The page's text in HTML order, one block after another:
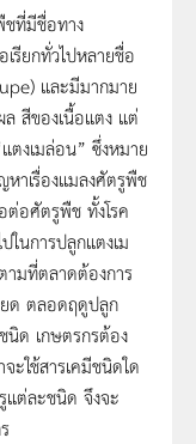
มีชื่อทาง
รียกทั่วไปหลายชื่อ
และมีมากมาย
สีของเนื้อแตง แต่
ตงเมล่อน” ซึ่งหมาย
าเรื่องแมลงศัตรูพืช
อศัตรูพืช ทั้งโรค
นการปลูกแตงเม
มที่ตลาดต้องการ
ด ตลอดฤดูปลูก
ด เกษตรกรต้อง
ใช้สารเคมีชนิดใด
แต่ละชนิด จึงจะ